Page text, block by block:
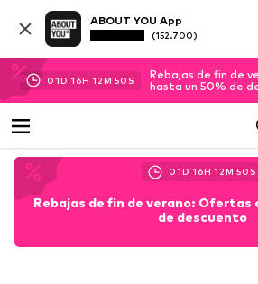
ABOUT YOU App
(152.700)
01D 16H 12M 49 S
Rebajas de fin de
hasta un 50% de
01D 16H 12M 49 S
Rebajas de fin de verano: Ofertas
de descuento